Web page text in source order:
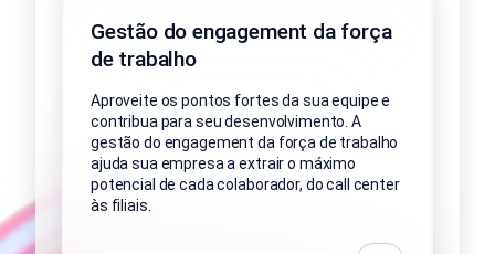
Gestão do engagement da força
de trabalho
Aproveite os pontos fortes da sua equipe e
contribua para seu desenvolvimento. A
gestão do engagement da força de trabalho
ajuda sua empresa a extrair o máximo
potencial de cada colaborador, do call center
às filiais.